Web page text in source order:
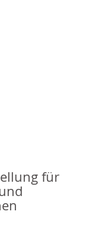
für